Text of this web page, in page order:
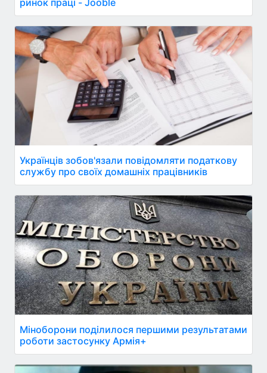
ринок праці - Jooble
Українців зобов'язали повідомляти податкову
службу про своїх домашніх працівників
Міноборони поділилося першими результатами
роботи застосунку Армія+